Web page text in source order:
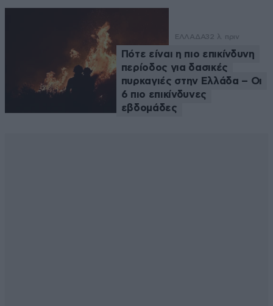
ΕΛΛΑΔΑ32 λ. πριν
Πότε είναι η πιο επικίνδυνη
περίοδος για δασικές
πυρκαγιές στην Ελλάδα – Οι
6 πιο επικίνδυνες
εβδομάδες